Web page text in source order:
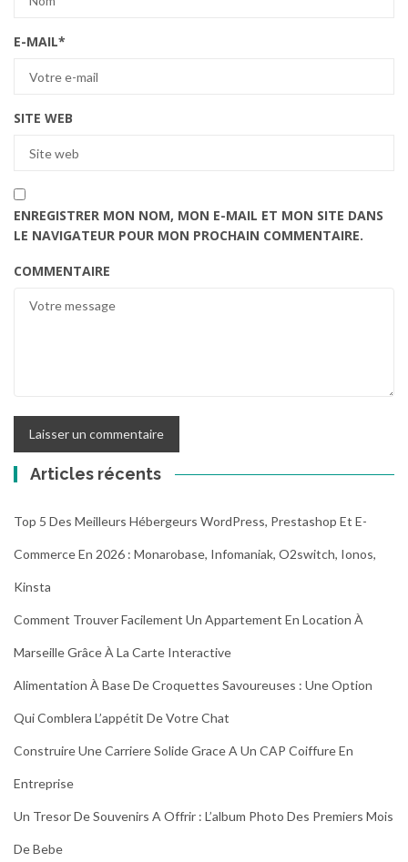
E-MAIL*
SITE WEB
ENREGISTRER MON NOM, MON E-MAIL ET MON SITE DANS
LE NAVIGATEUR POUR MON PROCHAIN COMMENTAIRE.
COMMENTAIRE
Articles récents
Top 5 Des Meilleurs Hébergeurs WordPress, Prestashop Et E-
Commerce En 2026 : Monarobase, Infomaniak, O2switch, Ionos,
Kinsta
Comment Trouver Facilement Un Appartement En Location À
Marseille Grâce À La Carte Interactive
Alimentation À Base De Croquettes Savoureuses : Une Option
Qui Comblera L’appétit De Votre Chat
Construire Une Carriere Solide Grace A Un CAP Coiffure En
Entreprise
Un Tresor De Souvenirs A Offrir : L’album Photo Des Premiers Mois
De Bebe